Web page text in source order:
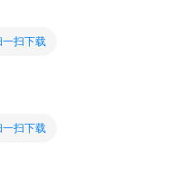
一扫下载
一扫下载